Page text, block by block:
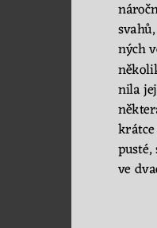
svahů,
ných
ně
nila
ně
krátce
ve dv